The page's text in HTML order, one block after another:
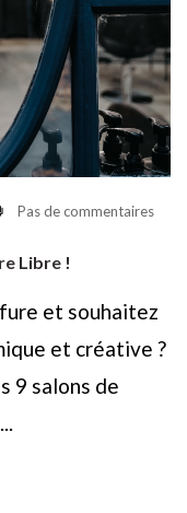
Pas de commentaires
Libre !
et souhaitez
et créative ?
9 salons de